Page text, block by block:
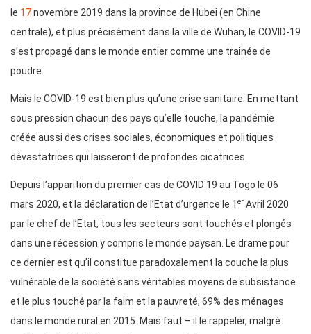
le 17novembre 2019 dans la province de Hubei (en Chine
centrale), et plus précisément dans laville de Wuhan, le COVID-19
s’est propagé dans le monde entier comme une trainée de
poudre.
Mais le COVID-19 est bien plus qu’une crise sanitaire. En mettant
sous pression chacun des pays qu’elle touche, la pandémie
créée aussi des crises sociales, économiques et politiques
dévastatrices qui laisseront de profondes cicatrices.
Depuis l’apparition du premier cas de COVID 19 au Togo le 06
mars 2020, et la déclaration de l’Etat d’urgence le 1 er Avril 2020
par le chef de l’Etat, tous les secteurs sont touchés et plongés
dans une récession y compris le monde paysan. Le drame pour
ce dernier est qu’il constitue paradoxalement la couche la plus
vulnérable de la société sans véritables moyens de subsistance
et le plus touché par la faim et la pauvreté, 69% des ménages
dans le monde rural en 2015. Mais faut – il le rappeler, malgré